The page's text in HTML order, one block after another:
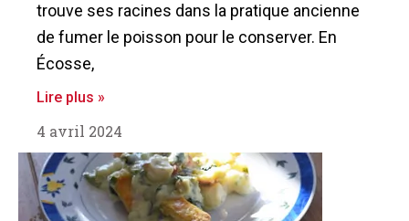
trouve ses racines dans la pratique ancienne
de fumer le poisson pour le conserver. En
Écosse,
Lire plus »
4 avril 2024